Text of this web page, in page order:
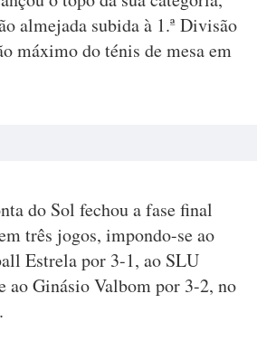
almejada subida à 1.ª Divisão
máximo do ténis de mesa em
do Sol fechou a fase final
três jogos, impondo-se ao
Estrela por 3-1, ao SLU
ao Ginásio Valbom por 3-2, no